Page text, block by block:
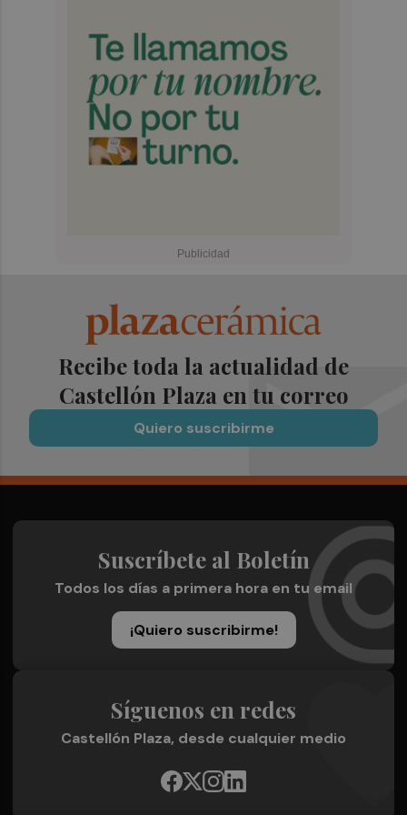
Recibe toda la actualidad de
Castellón Plaza en tu correo
Quiero suscribirme
Suscríbete al Boletín
Todos los días a primera hora en tu email
¡Quiero suscribirme!
Síguenos en redes
Castellón Plaza, desde cualquier medio